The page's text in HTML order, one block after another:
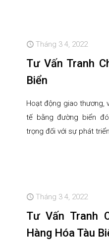
Tháng 3 4, 2022
Tư Vấn Tranh
Biển
Hoạt động giao thương,
tế bằng đường biển
trọng đối với sự phát
Tháng 3 4, 2022
Tư Vấn Tranh
Hàng Hóa Tàu